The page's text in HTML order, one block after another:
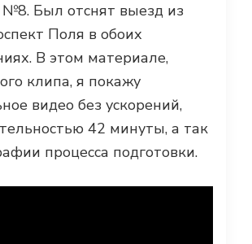
Был отснят выезд из
Поля в обоих
В этом материале,
клипа, я покажу
видео без ускорений,
42 минуты, а так
процесса подготовки.